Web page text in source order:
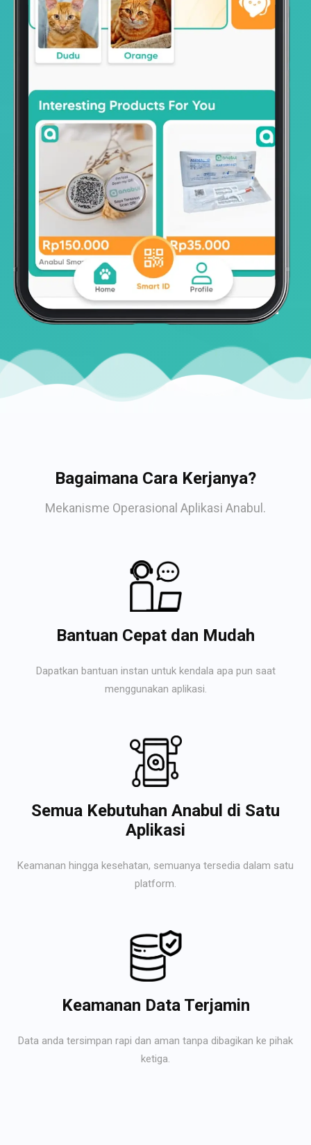
Bagaimana Cara Kerjanya?
Mekanisme Operasional Aplikasi Anabul.
Bantuan Cepat dan Mudah
Dapatkan bantuan instan untuk kendala apa pun saat
menggunakan aplikasi.
Semua Kebutuhan Anabul di Satu
Aplikasi
Keamanan hingga kesehatan, semuanya tersedia dalam satu
platform.
Keamanan Data Terjamin
Data anda tersimpan rapi dan aman tanpa dibagikan ke pihak
ketiga.